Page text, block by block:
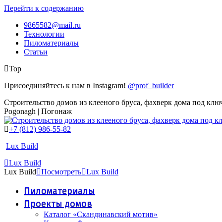
Перейти к содержанию
9865582@mail.ru
Технологии
Пиломатериалы
Статьи
Top
Присоединяйтесь к нам в Instagram! @prof_builder
Строительство домов из клееного бруса, фахверк дома под
Pogonagh | Погонаж
+7 (812) 986-55-82
Lux Build
Lux Build
Lux Build
Посмотреть Lux Build
Пиломатериалы
Проекты домов
Каталог «Скандинавский мотив»